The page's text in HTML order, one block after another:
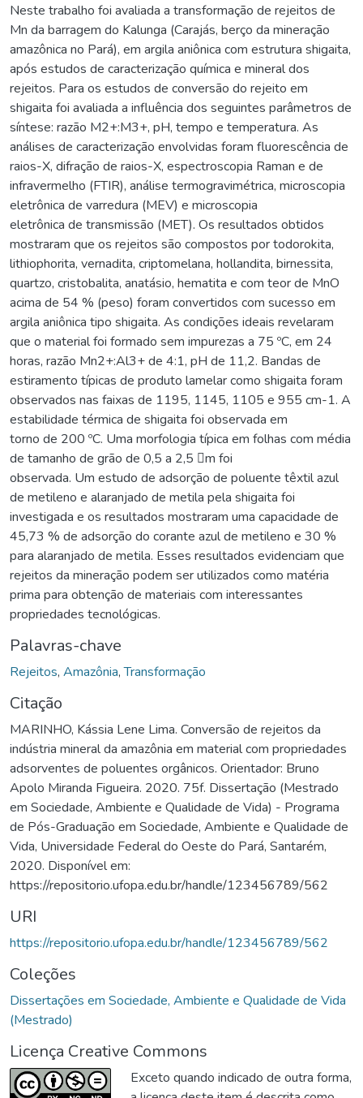
Neste trabalho foi avaliada a transformação de rejeitos de
Mn da barragem do Kalunga (Carajás, berço da mineração
amazônica no Pará), em argila aniônica com estrutura shigaita,
após estudos de caracterização química e mineral dos
rejeitos. Para os estudos de conversão do rejeito em
shigaita foi avaliada a influência dos seguintes parâmetros de
síntese: razão M2+:M3+, pH, tempo e temperatura. As
análises de caracterização envolvidas foram fluorescência de
raios-X, difração de raios-X, espectroscopia Raman e de
infravermelho (FTIR), análise termogravimétrica, microscopia
eletrônica de varredura (MEV) e microscopia
eletrônica de transmissão (MET). Os resultados obtidos
mostraram que os rejeitos são compostos por todorokita,
lithiophorita, vernadita, criptomelana, hollandita, birnessita,
quartzo, cristobalita, anatásio, hematita e com teor de MnO
acima de 54 % (peso) foram convertidos com sucesso em
argila aniônica tipo shigaita. As condições ideais revelaram
que o material foi formado sem impurezas a 75 ºC, em 24
horas, razão Mn2+:Al3+ de 4:1, pH de 11,2. Bandas de
estiramento típicas de produto lamelar como shigaita foram
observados nas faixas de 1195, 1145, 1105 e 955 cm-1. A
estabilidade térmica de shigaita foi observada em
torno de 200 ºC. Uma morfologia típica em folhas com média
de tamanho de grão de 0,5 a 2,5 m foi
observada. Um estudo de adsorção de poluente têxtil azul
de metileno e alaranjado de metila pela shigaita foi
investigada e os resultados mostraram uma capacidade de
45,73 % de adsorção do corante azul de metileno e 30 %
para alaranjado de metila. Esses resultados evidenciam que
rejeitos da mineração podem ser utilizados como matéria
prima para obtenção de materiais com interessantes
propriedades tecnológicas.
Palavras-chave
Rejeitos, Amazônia,Transformação
Citação
MARINHO, Kássia Lene Lima. Conversão de rejeitos da
indústria mineral da amazônia em material com propriedades
adsorventes de poluentes orgânicos. Orientador: Bruno
Apolo Miranda Figueira. 2020. 75f. Dissertação (Mestrado
em Sociedade, Ambiente e Qualidade de Vida) - Programa
de Pós-Graduação em Sociedade, Ambiente e Qualidade de
Vida, Universidade Federal do Oeste do Pará, Santarém,
2020. Disponível em:
https://repositorio.ufopa.edu.br/handle/123456789/562
URI
https://repositorio.ufopa.edu.br/handle/123456789/562
Coleções
Dissertações em Sociedade, Ambiente e Qualidade de Vida
(Mestrado)
Licença Creative Commons
Exceto quando indicado de outra forma,